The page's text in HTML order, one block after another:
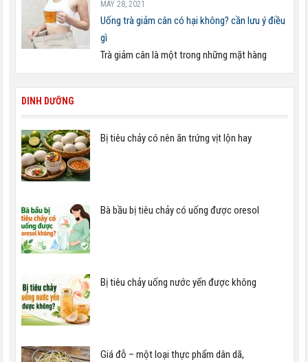
MAY 28, 2021
Uống trà giảm cân có hại không? cần lưu ý điều
gì
Trà giảm cân là một trong những mặt hàng
DINH DƯỠNG
Bị tiêu chảy có nên ăn trứng vịt lộn hay
Bà bầu bị tiêu chảy có uống được oresol
Bị tiêu chảy uống nước yến được không
Giá đỗ – một loại thực phẩm dân dã,